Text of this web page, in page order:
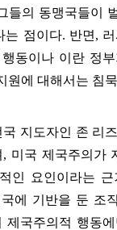
들의 동맹국들이
는 점이다. 반면 ,
동이나 이란 정부
원에 대해서는 침
지도자인 존 리
, 미국 제국주의가
인 요인이라는
국에 기반을 둔 조
제국주의적 행동